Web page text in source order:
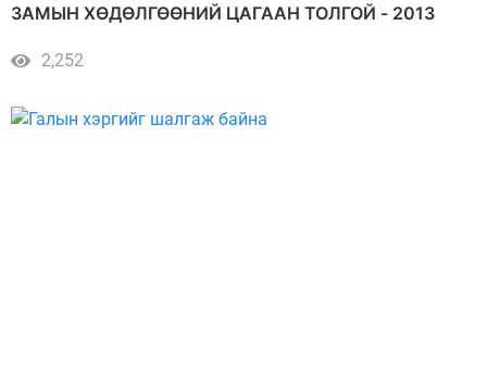
ЗАМЫН ХӨДӨЛГӨӨНИЙ ЦАГААН ТОЛГОЙ - 2013
2,252